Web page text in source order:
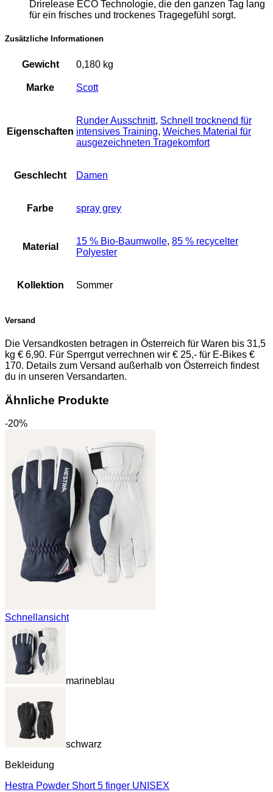
Drirelease ECO Technologie, die den ganzen Tag lang
für ein frisches und trockenes Tragegefühl sorgt.
Zusätzliche Informationen
Gewicht 0,180 kg
Marke Scott
Eigenschaften
Runder Ausschnitt, Schnell trocknend für
intensives Training, Weiches Material für
ausgezeichneten Tragekomfort
Geschlecht Damen
Farbe spray grey
Material
15 % Bio-Baumwolle, 85 % recycelter
Polyester
Kollektion Sommer
Versand
Die Versandkosten betragen in Österreich für Waren bis 31,5
kg € 6,90. Für Sperrgut verrechnen wir € 25,- für E-Bikes €
170. Details zum Versand außerhalb von Österreich findest
du in unseren Versandarten.
Ähnliche Produkte
-20%
Schnellansicht
marineblau
schwarz
Bekleidung
Hestra Powder Short 5 finger UNISEX